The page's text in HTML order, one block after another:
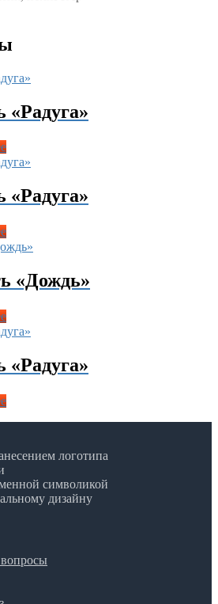
«Радуга»
«Радуга»
«Дождь»
«Радуга»
логотипа
символикой
дизайну